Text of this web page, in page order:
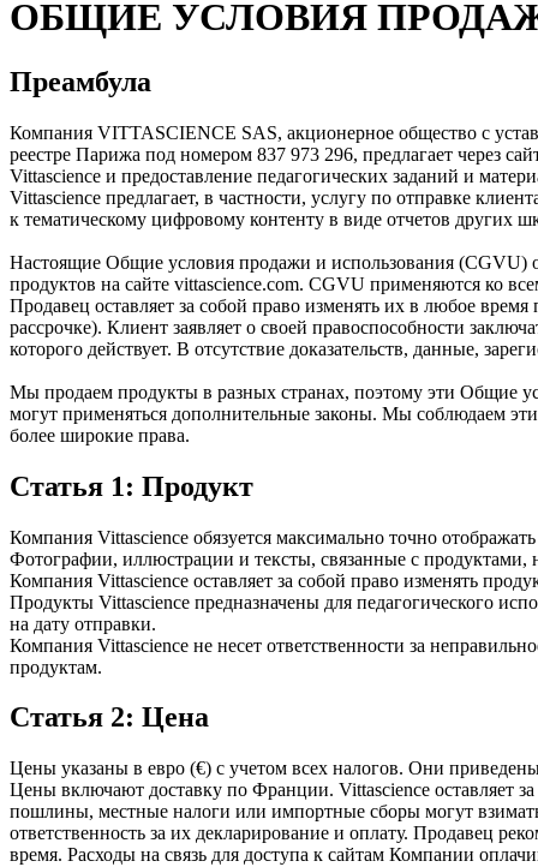
ОБЩИЕ УСЛОВИЯ
Преамбула
Компания VITTASCIENCE SAS, акционерное общество с
реестре Парижа под номером 837 973 296, предлагает через
Vittascience и предоставление педагогических заданий и
Vittascience предлагает, в частности, услугу по отправке
к тематическому цифровому контенту в виде отчетов других
Настоящие Общие условия продажи и использования (CGVU)
продуктов на сайте vittascience.com. CGVU применяются ко
Продавец оставляет за собой право изменять их в любое
рассрочке). Клиент заявляет о своей правоспособности
которого действует. В отсутствие доказательств, данные,
Мы продаем продукты в разных странах, поэтому эти Общие
могут применяться дополнительные законы. Мы соблюдаем
более широкие права.
Статья 1: Продукт
Компания Vittascience обязуется максимально точно
Фотографии, иллюстрации и тексты, связанные с продуктами,
Компания Vittascience оставляет за собой право изменять
Продукты Vittascience предназначены для педагогического
на дату отправки.
Компания Vittascience не несет ответственности за
продуктам.
Статья 2: Цена
Цены указаны в евро (€) с учетом всех налогов. Они
Цены включают доставку по Франции. Vittascience оставляет
пошлины, местные налоги или импортные сборы могут
ответственность за их декларирование и оплату. Продавец
время. Расходы на связь для доступа к сайтам Компании